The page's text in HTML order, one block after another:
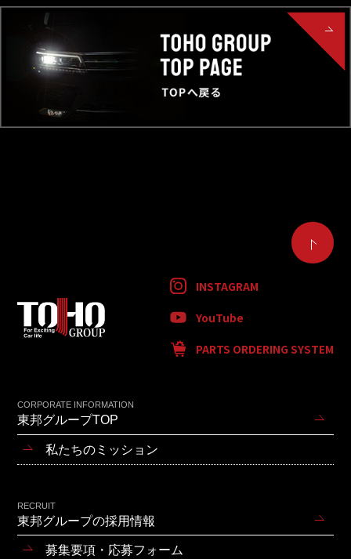
INSTAGRAM
YouTube
PARTS ORDERING SYSTEM
CORPORATE INFORMATION
東邦グループTOP
私たちのミッション
RECRUIT
東邦グループの採用情報
募集要項・応募フォーム